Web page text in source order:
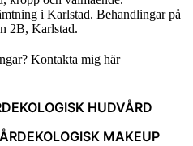
i Karlstad. Behandlingar på
2B, Karlstad.
Kontakta mig här
EKOLOGISK HUDVÅRD
EKOLOGISK MAKEUP